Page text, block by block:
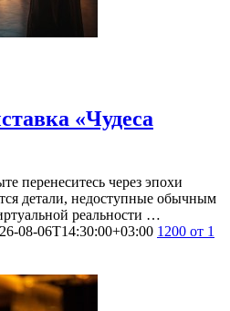
«Чудеса
перенеситесь через эпохи
детали, недоступные обычным
реальности …
08-06T14:30:00+03:00 1200 от 1